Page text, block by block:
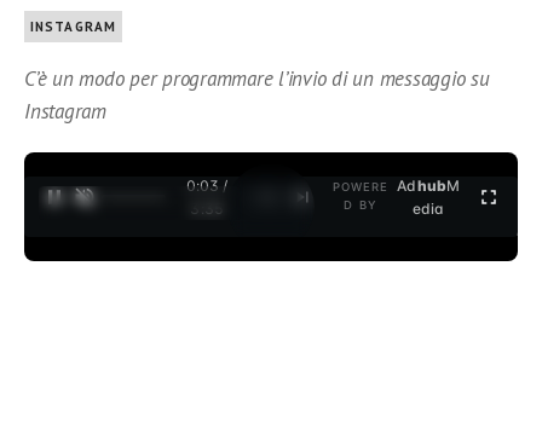
INSTAGRAM
C’è un modo per programmare l’invio di un messaggio su
Instagram
0:04 /
3:35
POWERE
D BY
AdhubM
edia